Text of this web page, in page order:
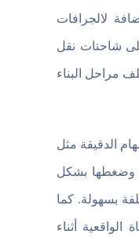
لالجرافات
شاحنات نقل
مراحل البناء
الدقيقة مثل
وضغطها بشكل
بسهولة. كما
أثناء